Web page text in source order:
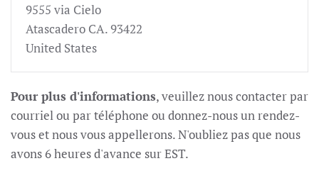
9555 via Cielo
Atascadero CA. 93422
United States
Pour plus d'informations, veuillez nous contacter par
courriel ou par téléphone ou donnez-nous un rendez-
vous et nous vous appellerons. N'oubliez pas que nous
avons 6 heures d'avance sur EST.